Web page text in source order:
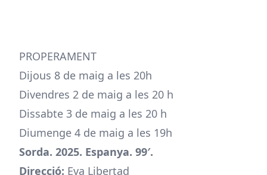
PROPERAMENT
Dijous 8 de maig a les 20h
Divendres 2 de maig a les 20 h
Dissabte 3 de maig a les 20 h
Diumenge 4 de maig a les 19h
Sorda. 2025. Espanya. 99′.
Direcció: Eva Libertad